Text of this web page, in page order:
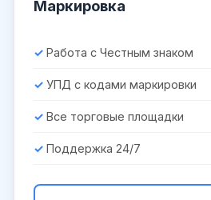
Маркировка
Работа с Честным знаком
УПД с кодами маркировки
Все торговые площадки
Поддержка 24/7